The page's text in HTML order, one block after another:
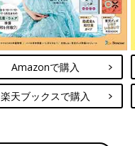
Amazonで購入
楽天ブックスで購入